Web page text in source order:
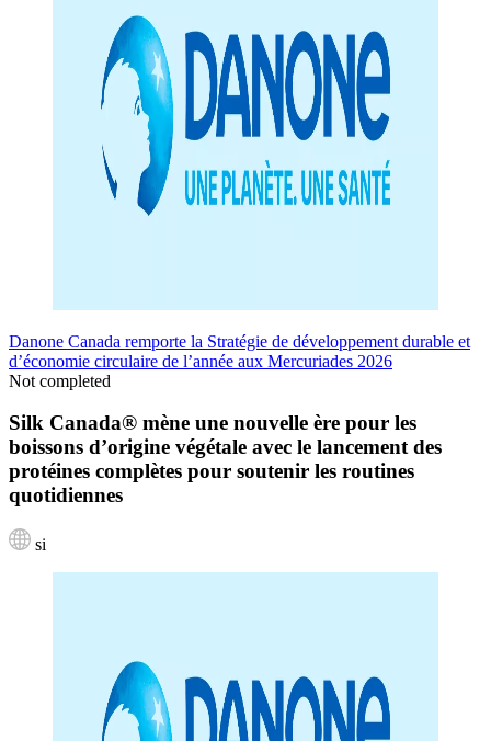
Danone Canada remporte la Stratégie de développement durable et
d’économie circulaire de l’année aux Mercuriades 2026
Not completed
Silk Canada® mène une nouvelle ère pour les
boissons d’origine végétale avec le lancement des
protéines complètes pour soutenir les routines
quotidiennes
si